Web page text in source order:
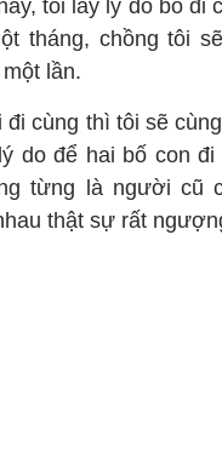
tôi lấy lý do bố đi
tháng, chồng tôi
lần.
đi cùng thì tôi sẽ
do để hai bố con
từng là người cũ
thật sự rất